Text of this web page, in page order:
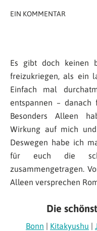
EIN KOMMENTAR
Es gibt doch keinen
freizukriegen, als ein
Einfach mal
entspannen –
Besonders Alleen
Wirkung auf mich
Deswegen habe ich
für euch die
zusammengetragen.
Alleen versprechen
Die
Bonn | Kitakyushu |